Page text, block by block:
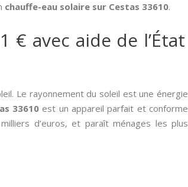
chauffe-eau solaire sur Cestas 33610.
€ avec aide de l’État
Le rayonnement du soleil est une énergie
33610 est un appareil parfait et conforme
d’euros, et paraît ménages les plus